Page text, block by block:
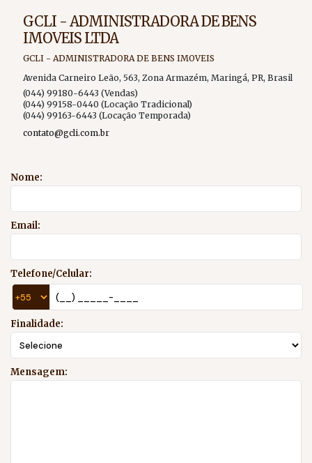
GCLI - ADMINISTRADORA DE BENS
IMOVEIS LTDA
GCLI - ADMINISTRADORA DE BENS IMOVEIS
Avenida Carneiro Leão, 563, Zona Armazém, Maringá, PR, Brasil
(044) 99180-6443 (Vendas)
(044) 99158-0440 (Locação Tradicional)
(044) 99163-6443 (Locação Temporada)
contato@gcli.com.br
Nome:
Email:
Telefone/Celular:
Finalidade:
Mensagem: